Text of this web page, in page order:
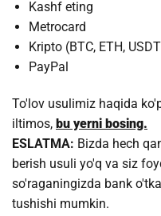
Kashf eting
Metrocard
Kripto (BTC, ETH,
PayPal
To'lov usulimiz haqida
iltimos, bu yerni bosing.
ESLATMA: Bizda hech
berish usuli yo'q va siz
so'raganingizda bank
tushishi mumkin.